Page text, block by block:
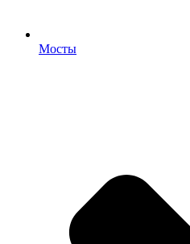
Мосты